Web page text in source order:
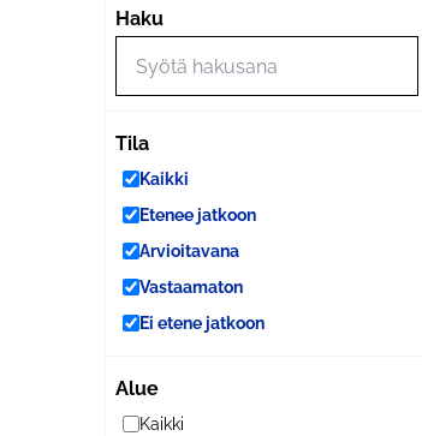
Haku
Tila
Kaikki
Etenee jatkoon
Arvioitavana
Vastaamaton
Ei etene jatkoon
Alue
Kaikki